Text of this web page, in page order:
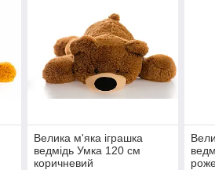
Велика м'яка іграшка
ведмідь Умка 120 см
коричневий